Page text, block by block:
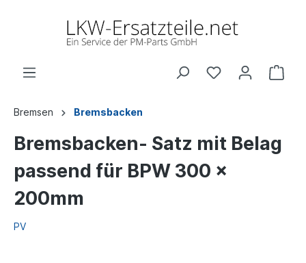
Bremsen Bremsbacken
Bremsbacken- Satz mit Belag
passend für BPW 300 x
200mm
PV